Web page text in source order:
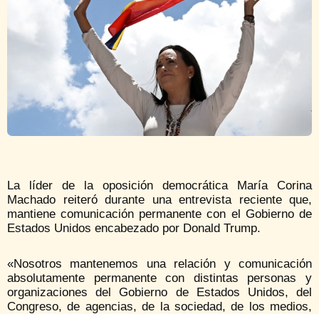
La líder de la oposición democrática María Corina
Machado reiteró durante una entrevista reciente que,
mantiene comunicación permanente con el Gobierno de
Estados Unidos encabezado por Donald Trump.
«Nosotros mantenemos una relación y comunicación
absolutamente permanente con distintas personas y
organizaciones del Gobierno de Estados Unidos, del
Congreso, de agencias, de la sociedad, de los medios,